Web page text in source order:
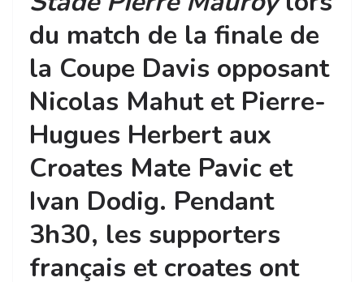
du match de la finale de
la Coupe Davis opposant
Nicolas Mahut et Pierre-
Hugues Herbert aux
Croates Mate Pavic et
Ivan Dodig. Pendant
3h30, les supporters
français et croates ont